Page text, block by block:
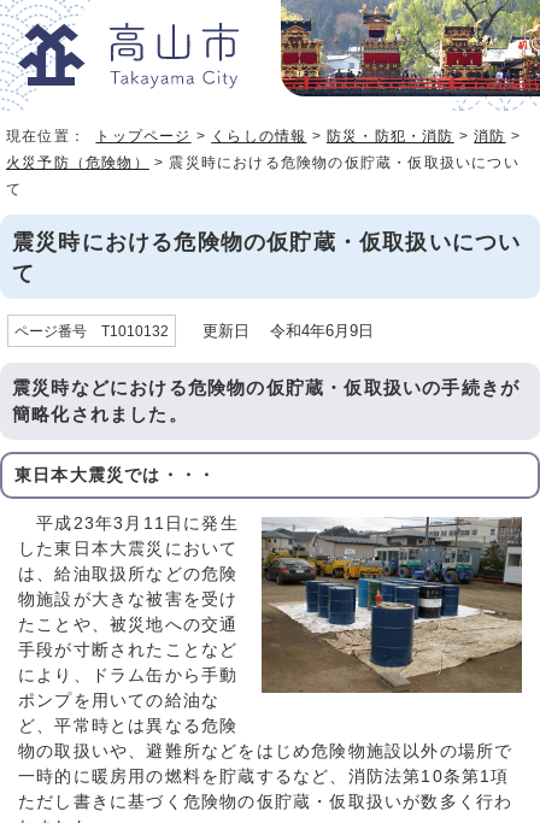
現在位置： トップページ > くらしの情報 > 防災・防犯・消防 >消防 >
火災予防（危険物）
> 震災時における危険物の仮貯蔵・仮取扱いについ
て
震災時における危険物の仮貯蔵・仮取扱いについ
て
ページ番号 T1010132 更新日 令和4年6月9日
震災時などにおける危険物の仮貯蔵・仮取扱いの手続きが
簡略化されました。
東日本大震災では・・・
平成23年3月11日に発生
した東日本大震災において
は、給油取扱所などの危険
物施設が大きな被害を受け
たことや、被災地への交通
手段が寸断されたことなど
により、ドラム缶から手動
ポンプを用いての給油な
ど、平常時とは異なる危険
物の取扱いや、避難所などをはじめ危険物施設以外の場所で
一時的に暖房用の燃料を貯蔵するなど、消防法第10条第1項
ただし書きに基づく危険物の仮貯蔵・仮取扱いが数多く行わ